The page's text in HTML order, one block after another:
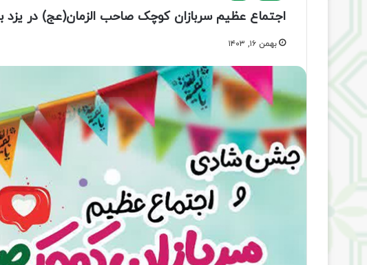
اجتماع عظیم سربازان کوچک صاحب الزمان(عج) در یزد
بهمن ۱۶, ۱۴۰۳